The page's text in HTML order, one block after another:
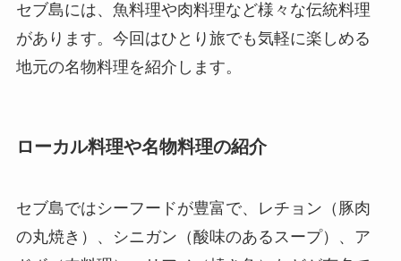
セブ島には、魚料理や肉料理など様々な伝統料理
があります。今回はひとり旅でも気軽に楽しめる
地元の名物料理を紹介します。
ローカル料理や名物料理の紹介
セブ島ではシーフードが豊富で、レチョン（豚肉
の丸焼き）、シニガン（酸味のあるスープ）、ア